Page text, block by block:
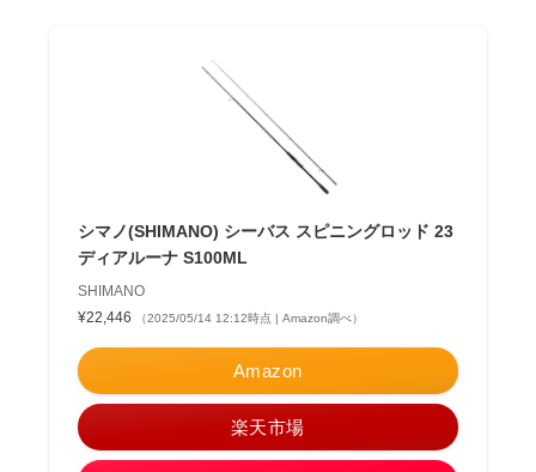
シマノ(SHIMANO) シーバス スピニングロッド 23
ディアルーナ S100ML
SHIMANO
¥22,446
（2025/05/14 12:12時点 | Amazon調べ）
Amazon
楽天市場